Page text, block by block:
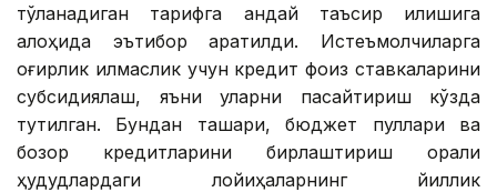
тўланадиган тарифга қандай таъсир қилишига
алоҳида эътибор қаратилди. Истеъмолчиларга
оғирлик қилмаслик учун кредит фоиз ставкаларини
субсидиялаш, яъни уларни пасайтириш кўзда
тутилган. Бундан ташқари, бюджет пуллари ва
бозор кредитларини бирлаштириш орқали
ҳудудлардаги лойиҳаларнинг йиллик